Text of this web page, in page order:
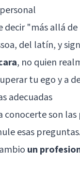
decir "más allá
del latín, y
, no quien
tu ego y a
adecuadas
conocerte son
esas
un